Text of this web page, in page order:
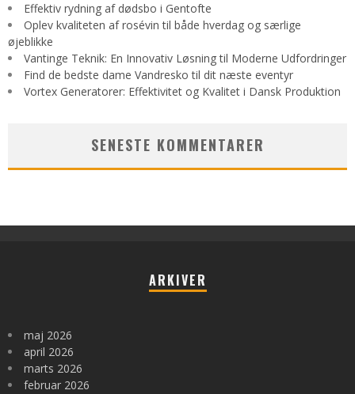
Effektiv rydning af dødsbo i Gentofte
Oplev kvaliteten af rosévin til både hverdag og særlige
øjeblikke
Vantinge Teknik: En Innovativ Løsning til Moderne Udfordringer
Find de bedste dame Vandresko til dit næste eventyr
Vortex Generatorer: Effektivitet og Kvalitet i Dansk Produktion
SENESTE KOMMENTARER
ARKIVER
maj 2026
april 2026
marts 2026
februar 2026